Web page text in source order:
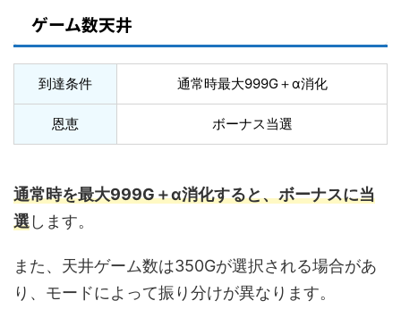
ゲーム数天井
到達条件 通常時最大999G＋α消化
恩恵 ボーナス当選
通常時を最大999G＋α消化すると、ボーナスに当
選します。
また、天井ゲーム数は350Gが選択される場合があ
り、モードによって振り分けが異なります。